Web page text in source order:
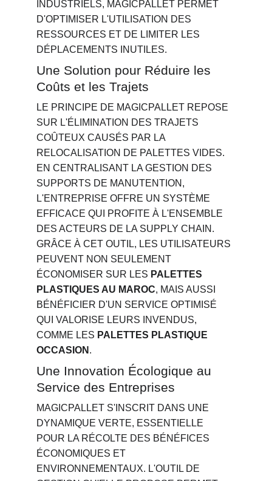
INDUSTRIELS, MAGICPALLET PERMET
D'OPTIMISER L'UTILISATION DES
RESSOURCES ET DE LIMITER LES
DÉPLACEMENTS INUTILES.
Une Solution pour Réduire les
Coûts et les Trajets
LE PRINCIPE DE MAGICPALLET REPOSE
SUR L'ÉLIMINATION DES TRAJETS
COÛTEUX CAUSÉS PAR LA
RELOCALISATION DE PALETTES VIDES.
EN CENTRALISANT LA GESTION DES
SUPPORTS DE MANUTENTION,
L'ENTREPRISE OFFRE UN SYSTÈME
EFFICACE QUI PROFITE À L'ENSEMBLE
DES ACTEURS DE LA SUPPLY CHAIN.
GRÂCE À CET OUTIL, LES UTILISATEURS
PEUVENT NON SEULEMENT
ÉCONOMISER SUR LES PALETTES
PLASTIQUES AU MAROC, MAIS AUSSI
BÉNÉFICIER D'UN SERVICE OPTIMISÉ
QUI VALORISE LEURS INVENDUS,
COMME LES PALETTES PLASTIQUE
OCCASION .
Une Innovation Écologique au
Service des Entreprises
MAGICPALLET S'INSCRIT DANS UNE
DYNAMIQUE VERTE, ESSENTIELLE
POUR LA RÉCOLTE DES BÉNÉFICES
ÉCONOMIQUES ET
ENVIRONNEMENTAUX. L'OUTIL DE